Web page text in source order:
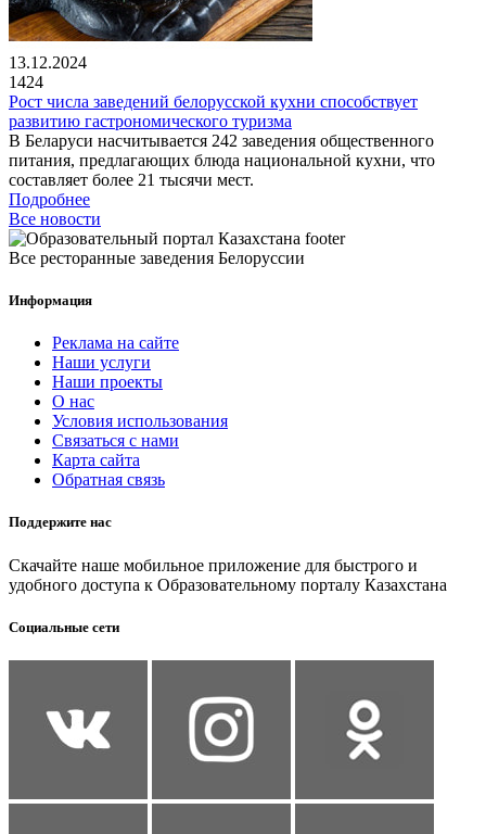
13.12.2024
1424
Рост числа заведений белорусской кухни способствует
развитию гастрономического туризма
В Беларуси насчитывается 242 заведения общественного
питания, предлагающих блюда национальной кухни, что
составляет более 21 тысячи мест.
Подробнее
Все новости
Все ресторанные заведения Белоруссии
Информация
Реклама на сайте
Наши услуги
Наши проекты
О нас
Условия использования
Связаться с нами
Карта сайта
Обратная связь
Поддержите нас
Скачайте наше мобильное приложение для быстрого и
удобного доступа к Образовательному порталу Казахстана
Социальные сети